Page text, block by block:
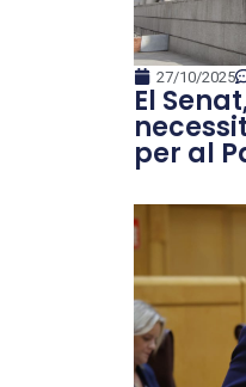
27/10/2025
El
per al